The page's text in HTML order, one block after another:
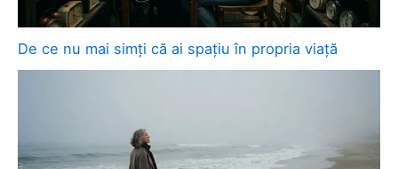
De ce nu mai simți că ai spațiu în propria viață